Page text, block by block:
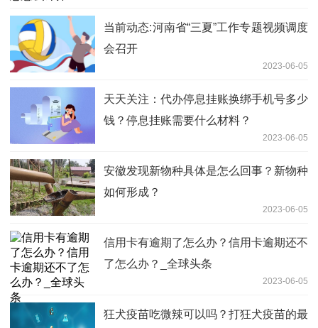
当前动态:河南省“三夏”工作专题视频调度
会召开
2023-06-05
天天关注：代办停息挂账换绑手机号多少
钱？停息挂账需要什么材料？
2023-06-05
安徽发现新物种具体是怎么回事？新物种
如何形成？
2023-06-05
信用卡有逾期了怎么办？信用卡逾期还不
了怎么办？_全球头条
2023-06-05
狂犬疫苗吃微辣可以吗？打狂犬疫苗的最